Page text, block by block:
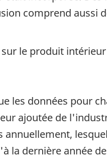
comprend aussi
le produit
les données pour
ajoutée de
la dernière année